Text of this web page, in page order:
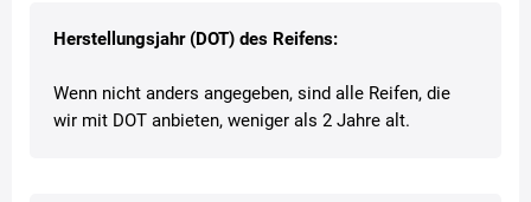
Herstellungsjahr (DOT) des Reifens:
Wenn nicht anders angegeben, sind alle Reifen, die
wir mit DOT anbieten, weniger als 2 Jahre alt.